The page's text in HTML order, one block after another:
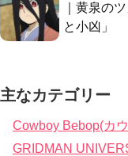
｜黄泉の
と小凶」
主なカテゴリー
Cowboy Bebop(カ
GRIDMAN